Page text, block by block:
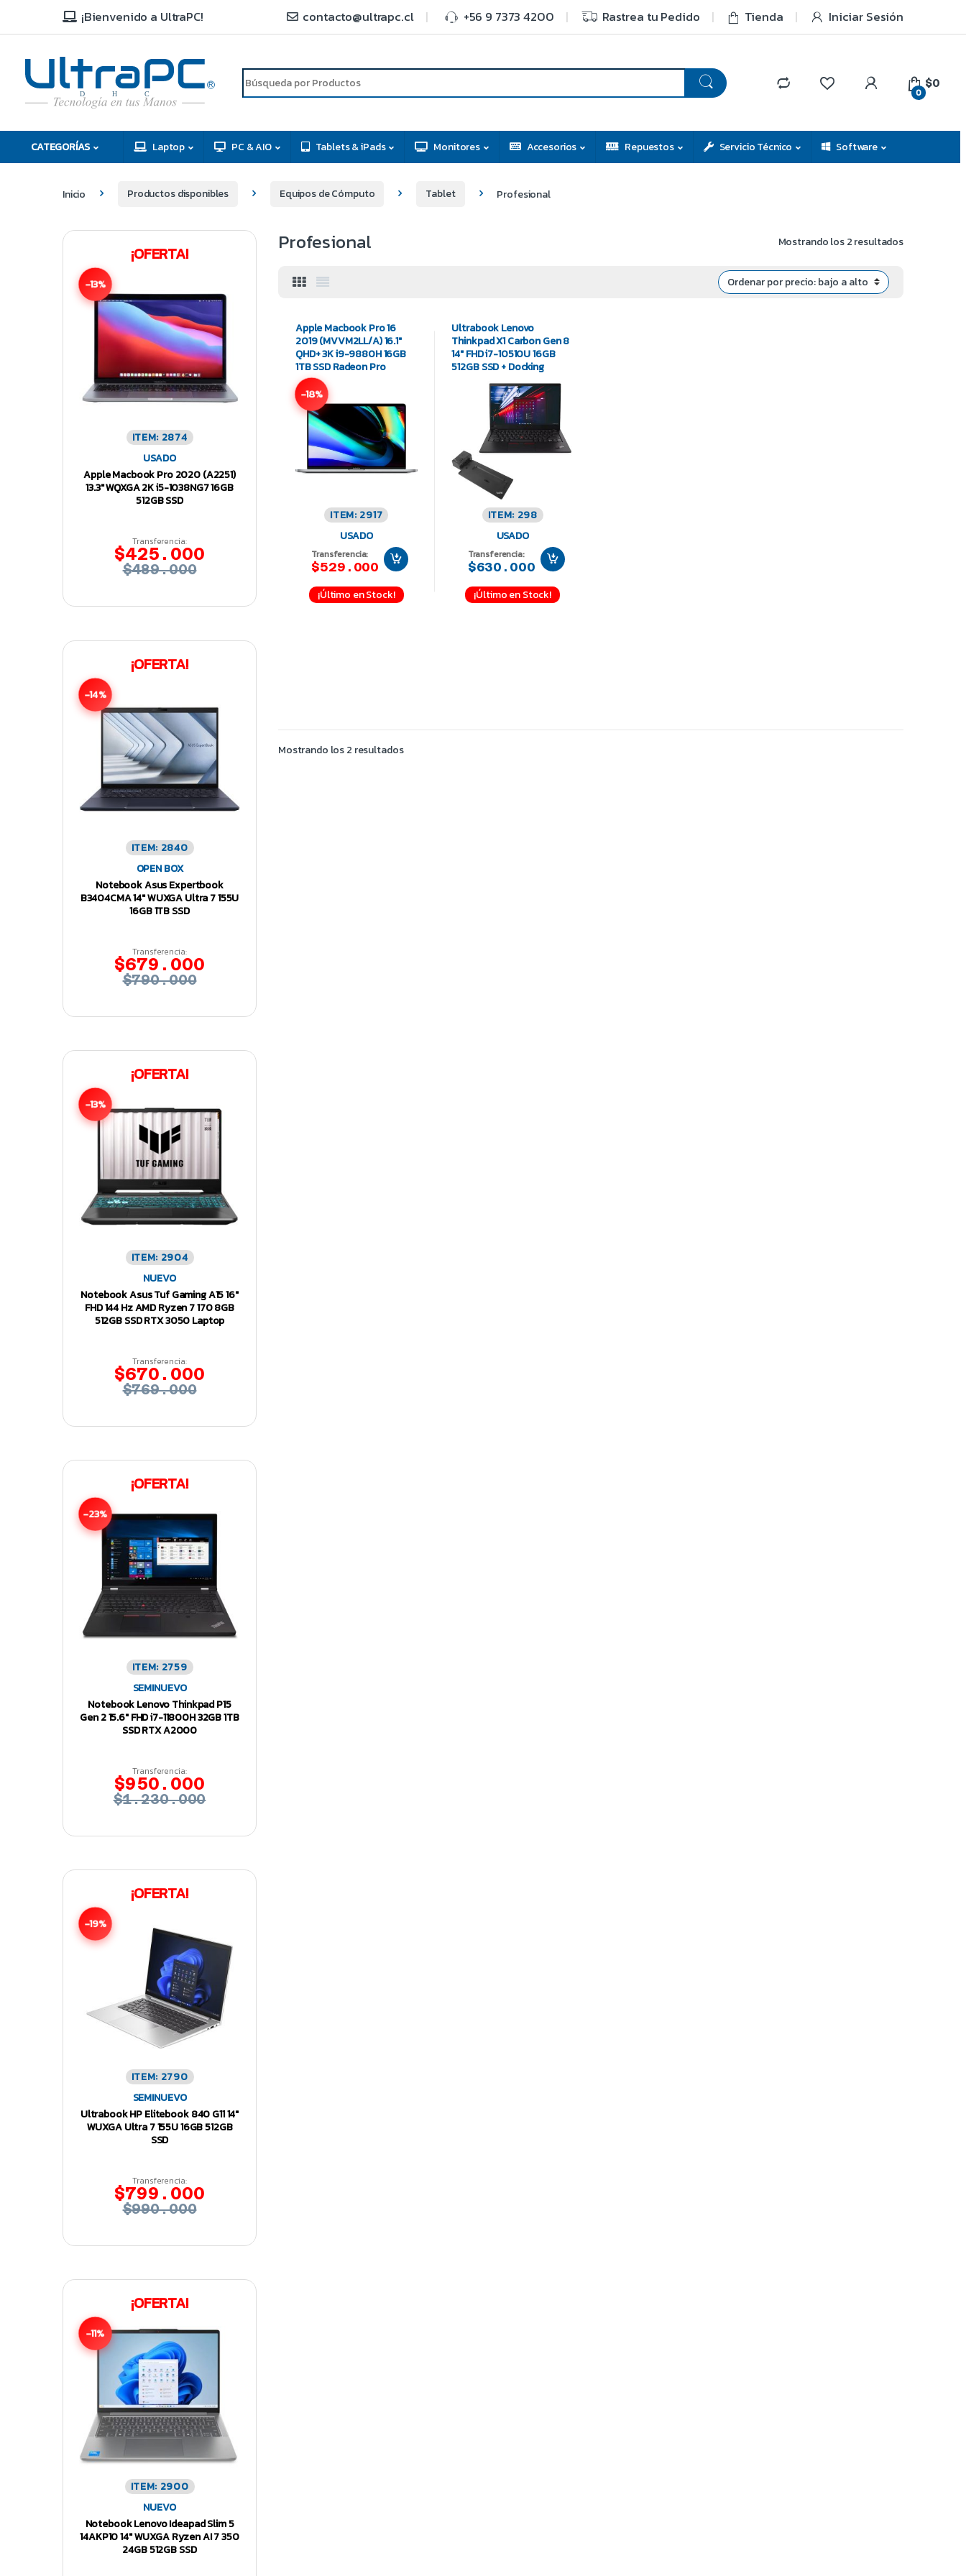
¡Bienvenido a UltraPC! contacto@ultrapc.cl +56 9 7373 4200 Rastrea tu Pedido Tienda Iniciar Sesión
C
H
D
R
0
$0
CATEGORÍAS Laptop PC & AIO Tablets & iPads Monitores Accesorios Repuestos Servicio Técnico Software
Inicio Productos disponibles Equipos de Cómputo Tablet Profesional
Profesional Mostrando los 2 resultados
Apple Macbook Pro 16
2019 (MVVM2LL/A) 16.1″
QHD+ 3K i9-9880H 16GB
1TB SSD Radeon Pro
5500M
-18%
ITEM: 2917
USADO
Transferencia:
$529.000
¡Último en Stock!
Ultrabook Lenovo
Thinkpad X1 Carbon Gen 8
14″ FHD i7-10510U 16GB
512GB SSD + Docking
ITEM: 298
USADO
Transferencia:
$630.000
¡Último en Stock!
Mostrando los 2 resultados
¡OFERTA!
-13%
ITEM: 2874
USADO
Apple Macbook Pro 2020 (A2251)
13.3″ WQXGA 2K i5-1038NG7 16GB
512GB SSD
Transferencia:
$425.000
$489.000
¡OFERTA!
-14%
ITEM: 2840
OPEN BOX
Notebook Asus Expertbook
B3404CMA 14″ WUXGA Ultra 7 155U
16GB 1TB SSD
Transferencia:
$679.000
$790.000
¡OFERTA!
-13%
ITEM: 2904
NUEVO
Notebook Asus Tuf Gaming A15 16″
FHD 144 Hz AMD Ryzen 7 170 8GB
512GB SSD RTX 3050 Laptop
Transferencia:
$670.000
$769.000
¡OFERTA!
-23%
ITEM: 2759
SEMINUEVO
Notebook Lenovo Thinkpad P15
Gen 2 15.6″ FHD i7-11800H 32GB 1TB
SSD RTX A2000
Transferencia:
$950.000
$1.230.000
¡OFERTA!
-19%
ITEM: 2790
SEMINUEVO
Ultrabook HP Elitebook 840 G11 14″
WUXGA Ultra 7 155U 16GB 512GB
SSD
Transferencia:
$799.000
$990.000
¡OFERTA!
-11%
ITEM: 2900
NUEVO
Notebook Lenovo Ideapad Slim 5
14AKP10 14″ WUXGA Ryzen AI 7 350
24GB 512GB SSD